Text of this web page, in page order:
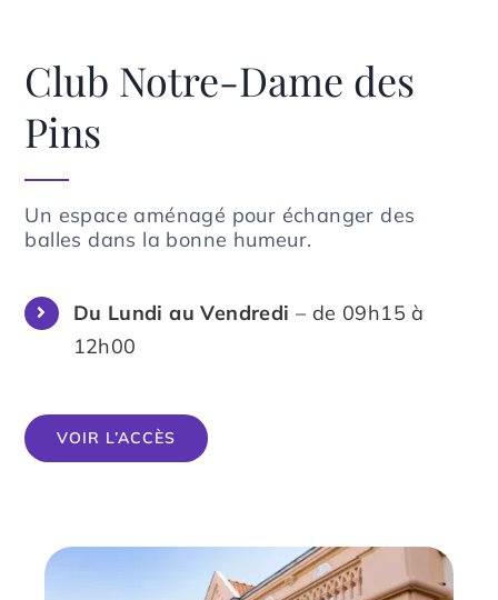
Club Notre-Dame des
Pins
Un espace aménagé pour échanger des
balles dans la bonne humeur.
Du Lundi au Vendredi – de 09h15 à
12h00
VOIR L’ACCÈS